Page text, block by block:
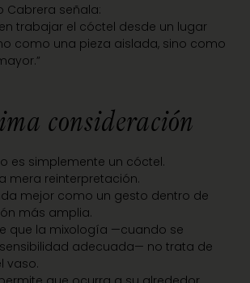
Cabrera señala:
en trabajar el cóctel desde un lugar
como una pieza aislada, sino como
consideración
es simplemente un cóctel.
mera reinterpretación.
mejor como un gesto dentro de
más amplia.
que la mixología —cuando se
adecuada— no trata de
vaso.